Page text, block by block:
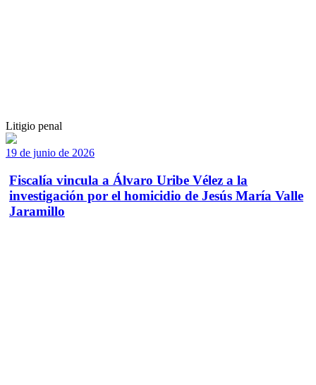
Litigio penal
19 de junio de 2026
Fiscalía vincula a Álvaro Uribe Vélez a la
investigación por el homicidio de Jesús María Valle
Jaramillo